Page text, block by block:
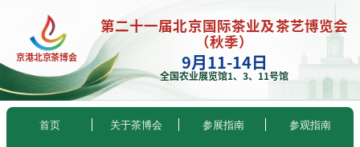
京港北京茶博会
第二十一届北京国际茶业及茶艺博览会
（秋季）
9月11-14日
全国农业展览馆1、3、11号馆
首页 关于茶博会 参展指南 参观指南